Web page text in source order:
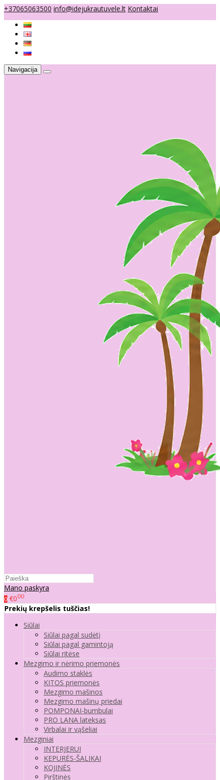
+37065063500 info@idejukrautuvele.lt Kontaktai
Navigacija
Mano paskyra
0 €000
Prekių krepšelis tuščias!
Siūlai
Siūlai pagal sudėtį
Siūlai pagal gamintoją
Siūlai ritėse
Mezgimo ir nėrimo priemonės
Audimo staklės
KITOS priemonės
Mezgimo mašinos
Mezgimo mašinų priedai
POMPONAI-bumbulai
PRO LANA lateksas
Virbalai ir vąšeliai
Mezginiai
INTERJERUI
KEPURĖS-ŠALIKAI
KOJINĖS
Pirštinės